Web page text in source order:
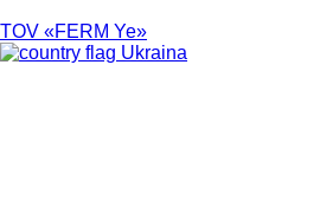
TOV «FERM Ye»
Ukraina